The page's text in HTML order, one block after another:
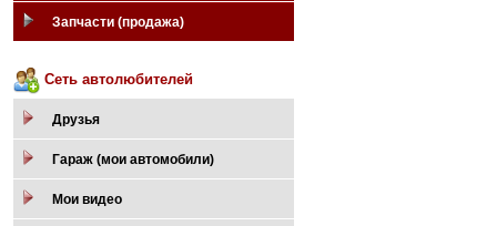
Запчасти (продажа)
Сеть автолюбителей
Друзья
Гараж (мои автомобили)
Мои видео